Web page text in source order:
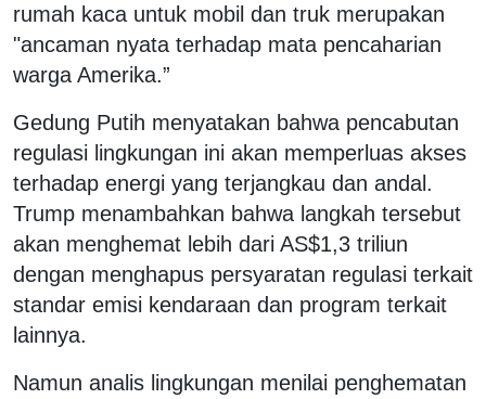
rumah kaca untuk mobil dan truk merupakan
"ancaman nyata terhadap mata pencaharian
warga Amerika.”
Gedung Putih menyatakan bahwa pencabutan
regulasi lingkungan ini akan memperluas akses
terhadap energi yang terjangkau dan andal.
Trump menambahkan bahwa langkah tersebut
akan menghemat lebih dari AS$1,3 triliun
dengan menghapus persyaratan regulasi terkait
standar emisi kendaraan dan program terkait
lainnya.
Namun analis lingkungan menilai penghematan